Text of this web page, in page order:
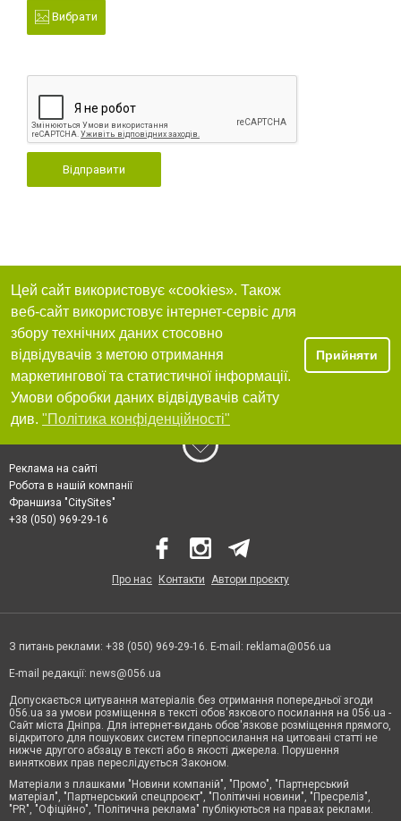
Вибрати
Відправити
Цей сайт використовує «cookies». Також
веб-сайт використовує інтернет-сервіс для
збору технічних даних стосовно
відвідувачів з метою отримання
маркетингової та статистичної інформації.
Умови обробки даних відвідувачів сайту
див. "Політика конфіденційності"
Прийняти
Реклама на сайті
Робота в нашій компанії
Франшиза "CitySites"
+38 (050) 969-29-16
Про нас Контакти Автори проєкту
З питань реклами: +38 (050) 969-29-16. E-mail: reklama@056.ua
E-mail редакції: news@056.ua
Допускається цитування матеріалів без отримання попередньої згоди
056.ua за умови розміщення в тексті обов'язкового посилання на 056.ua -
Сайт міста Дніпра. Для інтернет-видань обов'язкове розміщення прямого,
відкритого для пошукових систем гіперпосилання на цитовані статті не
нижче другого абзацу в тексті або в якості джерела. Порушення
виняткових прав переслідується Законом.
Матеріали з плашками "Новини компаній", "Промо", "Партнерський
матеріал", "Партнерський спецпроєкт", "Політичні новини", "Пресреліз",
"PR", "Офіційно", "Політична реклама" публікуються на правах реклами.